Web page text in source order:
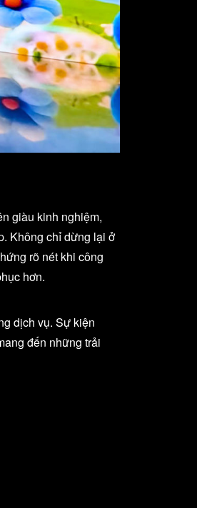
giàu kinh nghiệm,
Không chỉ dừng lại ở
rõ nét khi công
hơn.
dịch vụ. Sự kiện
đến những trải